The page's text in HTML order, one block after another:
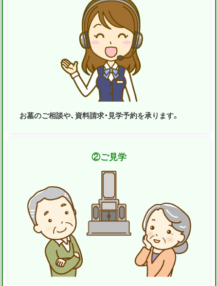
お墓のご相談や、資料請求・見学予約を承ります。
②ご見学